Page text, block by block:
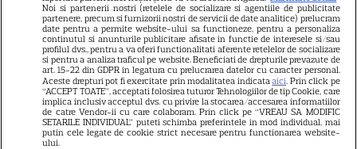
14
VEDETE STRĂINE
Sean Astin din „Stăpânul
Inelelor” a fost nevoit să își
vândă casa din cauza
salariului mic: Câți bani a
primit de fapt
Noi si partenerii nostri (retelele de socializare si agentiile de publicitate
partenere, precum si furnizorii nostri de servicii de date analitice) prelucram
date pentru a permite website-ului sa functioneze, pentru a personaliza
continutul si anunturile publicitare afisate in functie de interesele si/sau
profilul dvs., pentru a va oferi functionalitati aferente retelelor de socializare
si pentru a analiza traficul pe website. Beneficiati de drepturile prevazute de
art. 15-22 din GDPR in legatura cu prelucrarea datelor cu caracter personal.
Aceste drepturi pot fi exercitate prin modalitatea indicataaici. Prin click pe
“ACCEPT TOATE”, acceptati folosirea tuturor Tehnologiilor de tip Cookie, care
implica inclusiv acceptul dvs. cu privire la stocarea/accesarea informatiilor
de catre Vendor-ii cu care colaboram. Prin click pe “VREAU SA MODIFIC
SETARILE INDIVIDUAL” puteti schimba preferintele in mod individual, mai
putin cele legate de cookie strict necesare pentru functionarea website-
ului.